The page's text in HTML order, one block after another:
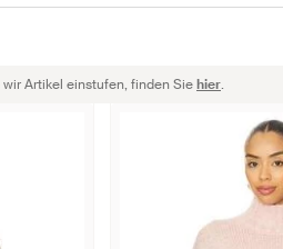
Artikel einstufen, finden Siehier.